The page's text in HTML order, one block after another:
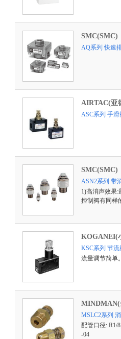
SMC(SMC)
AQ系列 快速
AIRTAC(亚
ASC系列 手
SMC(SMC)
ASN2系列 带
1)高消声效果:
控制阀有同样
KOGANEI(
KSC系列 节流
流量调节简单
MINDMAN(
MSLC2系列
配管口径: R1/
-04